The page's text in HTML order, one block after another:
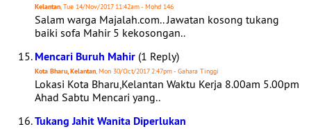
Kelantan, Tue 14/Nov/2017 11:42am - Mohd 146
Salam warga Majalah.com.. Jawatan kosong tukang
baiki sofa Mahir 5 kekosongan..
Mencari Buruh Mahir (1 Reply)
Kota Bharu, Kelantan, Mon 30/Oct/2017 2:47pm - Gahara Tinggi
Lokasi Kota Bharu,Kelantan Waktu Kerja 8.00am 5.00pm
Ahad Sabtu Mencari yang..
Tukang Jahit Wanita Diperlukan